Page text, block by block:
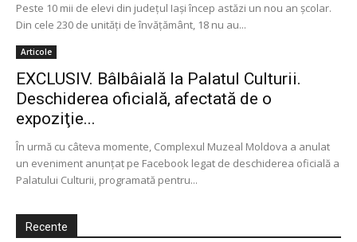
Peste 10 mii de elevi din județul Iași încep astăzi un nou an școlar.
Din cele 230 de unităţi de învățământ, 18 nu au...
Articole
EXCLUSIV. Bâlbâială la Palatul Culturii.
Deschiderea oficială, afectată de o
expoziţie...
În urmă cu câteva momente, Complexul Muzeal Moldova a anulat
un eveniment anunţat pe Facebook legat de deschiderea oficială a
Palatului Culturii, programată pentru...
Recente